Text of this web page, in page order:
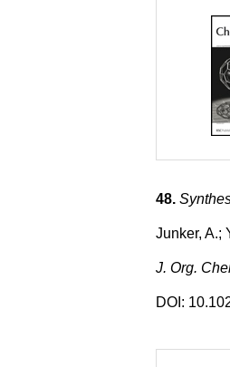
48.
Junker, A.;
J. Org.
DOI: